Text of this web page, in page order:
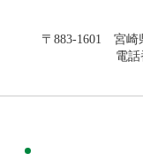
〒883-1601 宮崎
電